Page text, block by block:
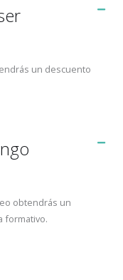
un descuento
obtendrás un
formativo.